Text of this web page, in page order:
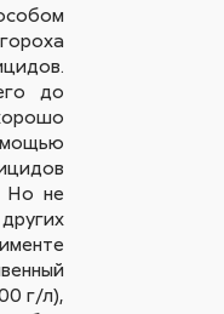
до
Но не
г/л),